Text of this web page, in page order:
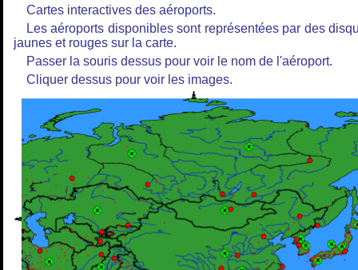
Cartes interactives des aéroports.
Les aéroports disponibles sont représentées par des
jaunes et rouges sur la carte.
Passer la souris dessus pour voir le nom de l'aéroport.
Cliquer dessus pour voir les images.